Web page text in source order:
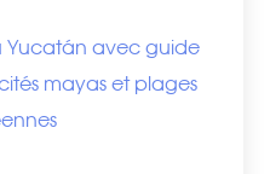
Yucatán avec guide
mayas et plages